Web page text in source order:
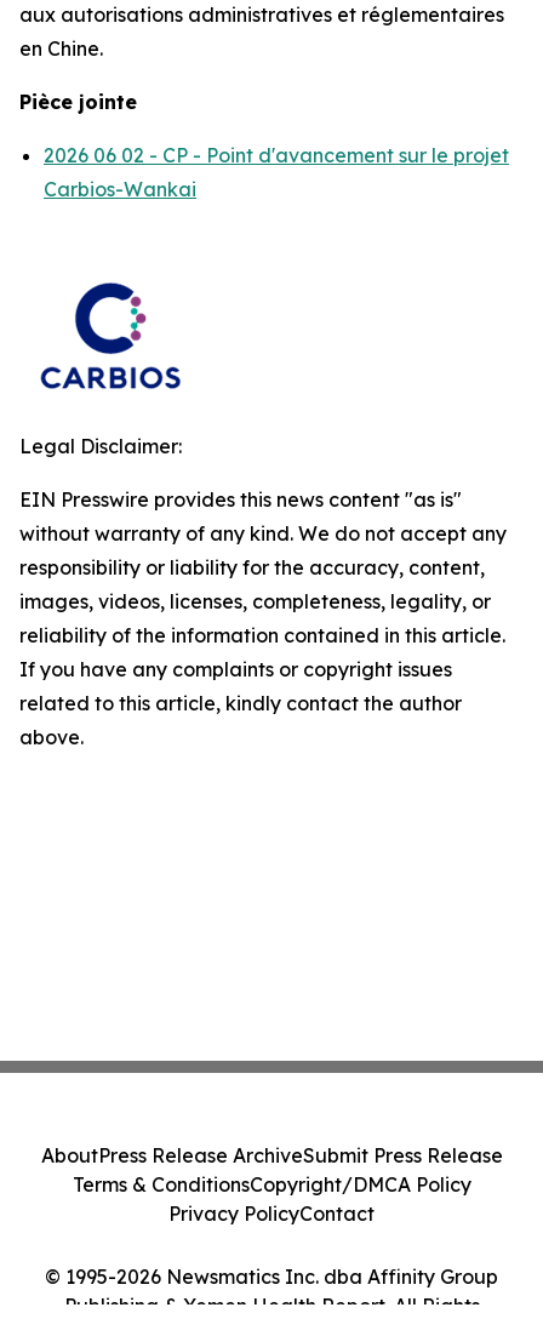
aux autorisations administratives et réglementaires
en Chine.
Pièce jointe
2026 06 02 - CP - Point d'avancement sur le projet
Carbios-Wankai
Legal Disclaimer:
EIN Presswire provides this news content "as is"
without warranty of any kind. We do not accept any
responsibility or liability for the accuracy, content,
images, videos, licenses, completeness, legality, or
reliability of the information contained in this article.
If you have any complaints or copyright issues
related to this article, kindly contact the author
above.
© 1995-2026 Newsmatics Inc. dba Affinity Group
Publishing & Yemen Health Report. All Rights
AboutPress Release ArchiveSubmit Press Release
Terms & ConditionsCopyright/DMCA Policy
Privacy PolicyContact